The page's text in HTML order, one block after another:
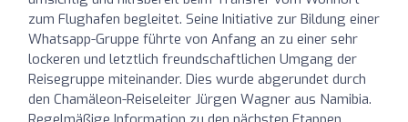
zum Flughafen begleitet. Seine Initiative zur Bildung einer
Whatsapp-Gruppe führte von Anfang an zu einer sehr
lockeren und letztlich freundschaftlichen Umgang der
Reisegruppe miteinander. Dies wurde abgerundet durch
den Chamäleon-Reiseleiter Jürgen Wagner aus Namibia.